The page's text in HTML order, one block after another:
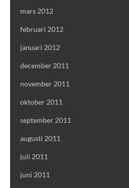
mars 2012
februari 2012
januari 2012
december 2011
november 2011
oktober 2011
september 2011
augusti 2011
juli 2011
juni 2011